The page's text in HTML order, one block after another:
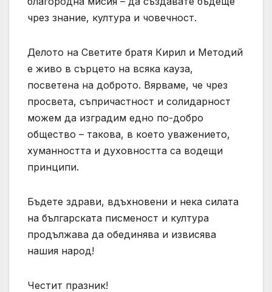
чрез знание, култура и човечност.
Делото на Светите братя Кирил и Методий
е живо в сърцето на всяка кауза,
посветена на доброто. Вярваме, че чрез
просвета, съпричастност и солидарност
можем да изградим едно по-добро
общество – такова, в което уважението,
хуманността и духовността са водещи
принципи.
Бъдете здрави, вдъхновени и нека силата
на българската писменост и култура
продължава да обединява и извисява
нашия народ!
Честит празник!